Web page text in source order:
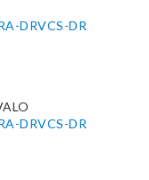
DRVCS-DR
DRVCS-DR